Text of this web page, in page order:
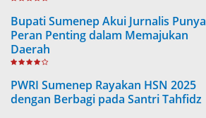
Bupati Sumenep Akui Jurnalis Punya
Peran Penting dalam Memajukan
Daerah
PWRI Sumenep Rayakan HSN 2025
dengan Berbagi pada Santri Tahfidz